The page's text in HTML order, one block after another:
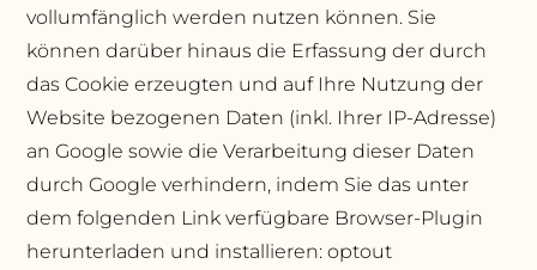
vollumfänglich werden nutzen können. Sie
können darüber hinaus die Erfassung der durch
das Cookie erzeugten und auf Ihre Nutzung der
Website bezogenen Daten (inkl. Ihrer IP-Adresse)
an Google sowie die Verarbeitung dieser Daten
durch Google verhindern, indem Sie das unter
dem folgenden Link verfügbare Browser-Plugin
herunterladen und installieren: optout